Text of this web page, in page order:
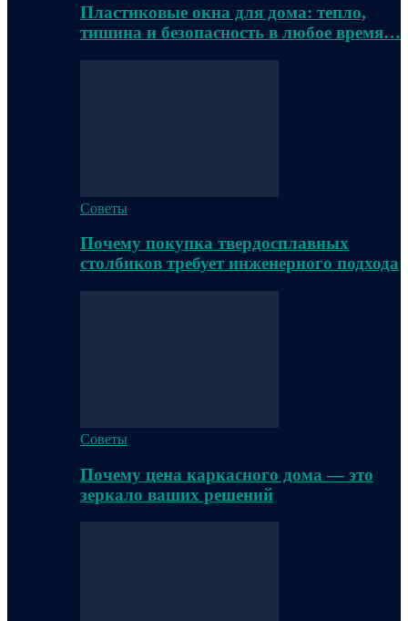
Пластиковые окна для дома: тепло,
тишина и безопасность в любое время…
Советы
Почему покупка твердосплавных
столбиков требует инженерного подхода
Советы
Почему цена каркасного дома — это
зеркало ваших решений